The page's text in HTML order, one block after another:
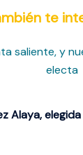
te
Alaya,